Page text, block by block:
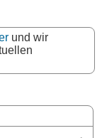
und wir